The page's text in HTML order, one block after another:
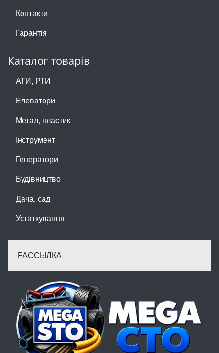
Контакти
Гарантія
Каталог товарів
АТИ, РТИ
Елеватори
Метал, пластик
Інструмент
Генератори
Будівництво
Дача, сад
Устаткування
РАССЫЛКА